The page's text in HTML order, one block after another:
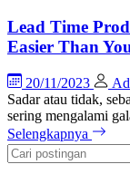
Lead Time
Easier Than
20/11/2023
Sadar atau tidak,
sering mengalami
Selengkapnya